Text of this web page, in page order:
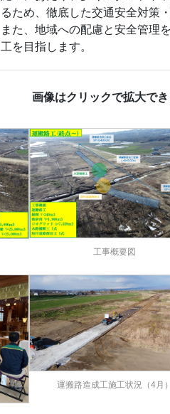
るため、徹底した交通安全対策
また、地域への配慮と安全管理
工を目指します。
画像はクリックで拡大でき
工事概要図
運搬路造成工施工状況（4月）